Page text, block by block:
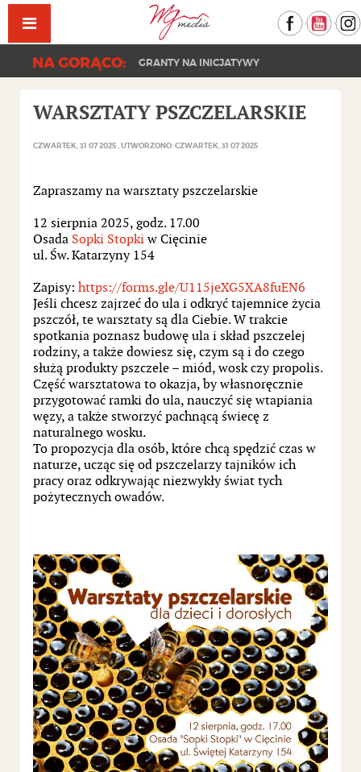
Facebook
NA GORĄCO: GRANTY NA INICJATYWY
WARSZTATY PSZCZELARSKIE
CZWARTEK, 31 07 2025 UTWORZONO: CZWARTEK, 31 07 2025
Zapraszamy na warsztaty pszczelarskie
12 sierpnia 2025, godz. 17.00
Osada Sopki Stopki w Cięcinie
ul. Św. Katarzyny 154
Zapisy: https://forms.gle/U115jeXG5XA8fuEN6
Jeśli chcesz zajrzeć do ula i odkryć tajemnice życia
pszczół, te warsztaty są dla Ciebie. W trakcie
spotkania poznasz budowę ula i skład pszczelej
rodziny, a także dowiesz się, czym są i do czego
służą produkty pszczele – miód, wosk czy propolis.
Część warsztatowa to okazja, by własnoręcznie
przygotować ramki do ula, nauczyć się wtapiania
węzy, a także stworzyć pachnącą świecę z
naturalnego wosku.
To propozycja dla osób, które chcą spędzić czas w
naturze, ucząc się od pszczelarzy tajników ich
pracy oraz odkrywając niezwykły świat tych
pożytecznych owadów.